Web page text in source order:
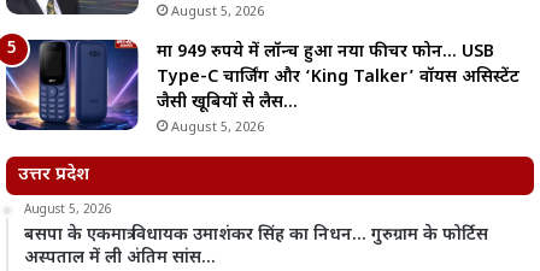
August 5, 2026
मात्र 949 रुपये में लॉन्च हुआ नया फीचर फोन… USB
Type-C चार्जिंग और ‘King Talker’ वॉयस असिस्टेंट
जैसी खूबियों से लैस…
August 5, 2026
उत्तर प्रदेश
August 5, 2026
बसपा के एकमात्र विधायक उमाशंकर सिंह का निधन… गुरुग्राम के फोर्टिस
अस्पताल में ली अंतिम सांस…